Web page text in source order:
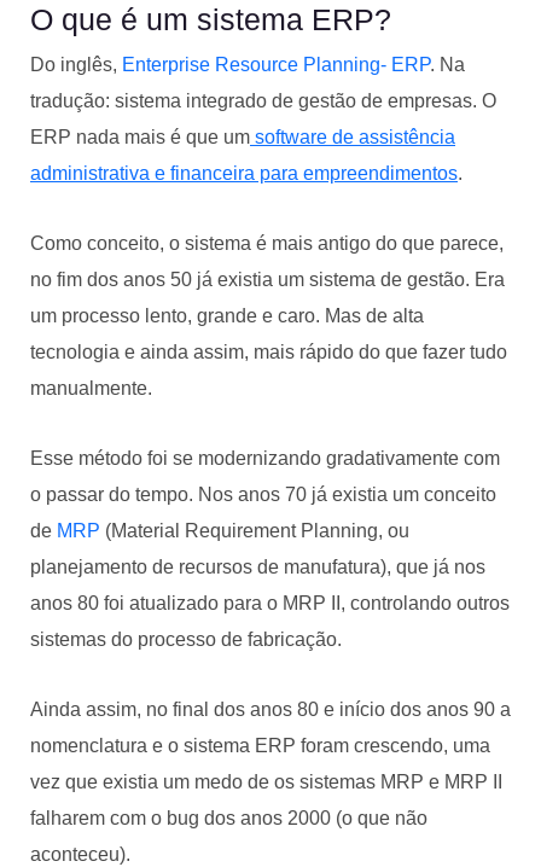
O que é um sistema ERP?
Do inglês, Enterprise Resource Planning- ERP. Na
tradução: sistema integrado de gestão de empresas. O
ERP nada mais é que um software de assistência
administrativa e financeira para empreendimentos.
Como conceito, o sistema é mais antigo do que parece,
no fim dos anos 50 já existia um sistema de gestão. Era
um processo lento, grande e caro. Mas de alta
tecnologia e ainda assim, mais rápido do que fazer tudo
manualmente.
Esse método foi se modernizando gradativamente com
o passar do tempo. Nos anos 70 já existia um conceito
de MRP (Material Requirement Planning, ou
planejamento de recursos de manufatura), que já nos
anos 80 foi atualizado para o MRP II, controlando outros
sistemas do processo de fabricação.
Ainda assim, no final dos anos 80 e início dos anos 90 a
nomenclatura e o sistema ERP foram crescendo, uma
vez que existia um medo de os sistemas MRP e MRP II
falharem com o bug dos anos 2000 (o que não
aconteceu).